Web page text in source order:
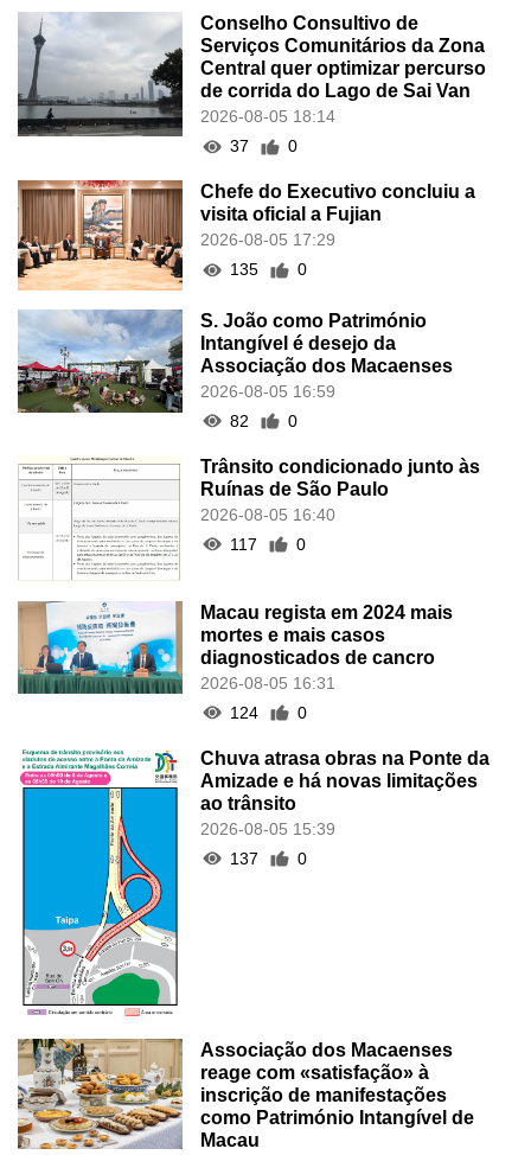
Conselho Consultivo de
Serviços Comunitários da Zona
Central quer optimizar percurso
de corrida do Lago de Sai Van
2026-08-05 18:14
37
0
Chefe do Executivo concluiu a
visita oficial a Fujian
2026-08-05 17:29
135
0
S. João como Património
Intangível é desejo da
Associação dos Macaenses
2026-08-05 16:59
82
0
Trânsito condicionado junto às
Ruínas de São Paulo
2026-08-05 16:40
117
0
Macau regista em 2024 mais
mortes e mais casos
diagnosticados de cancro
2026-08-05 16:31
124
0
Chuva atrasa obras na Ponte da
Amizade e há novas limitações
ao trânsito
2026-08-05 15:39
137
0
Associação dos Macaenses
reage com «satisfação» à
inscrição de manifestações
como Património Intangível de
Macau